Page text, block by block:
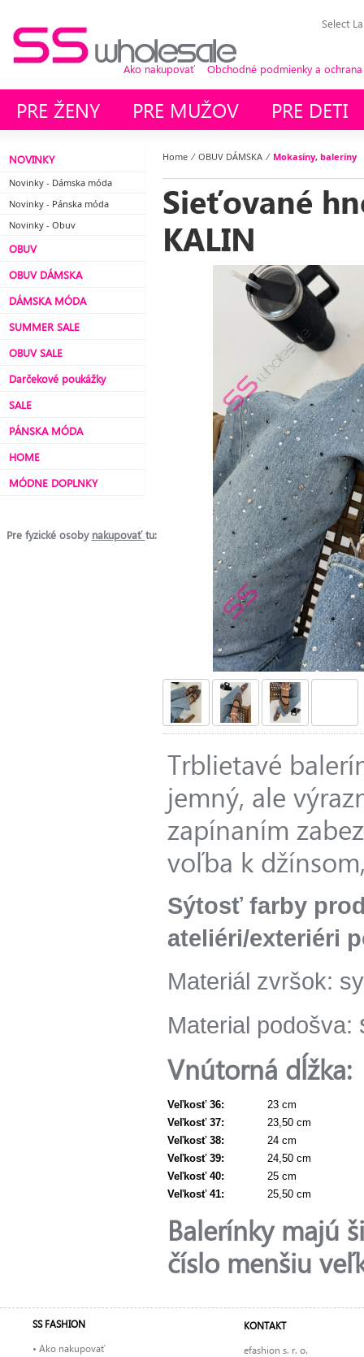
Select
Ako nakupovať Obchodné podmienky a
PRE ŽENY PRE MUŽOV PRE DETI
NOVINKY
Novinky - Dámska móda
Novinky - Pánska móda
Novinky - Obuv
OBUV
OBUV DÁMSKA
DÁMSKA MÓDA
SUMMER SALE
OBUV SALE
Darčekové poukážky
SALE
PÁNSKA MÓDA
HOME
MÓDNE DOPLNKY
Pre fyzické osoby nakupovaťtu:
Home ⁄ OBUV DÁMSKA ⁄ Mokasíny, baleríny
Sieťované
KALIN
Trblietavé
jemný, ale
zapínaním
voľba k
Sýtosť farby
ateliéri/exteriéri
Materiál zvršok:
Material podošva:
Vnútorná dĺžka:
Veľkosť 36:
23 cm
Veľkosť 37:
23,50 cm
Veľkosť 38:
24 cm
Veľkosť 39:
24,50 cm
Veľkosť 40:
25 cm
Veľkosť 41: 25,50 cm
Balerínky majú
číslo menšiu
SS FASHION
• Ako nakupovať
KONTAKT
efashion s. r. o.